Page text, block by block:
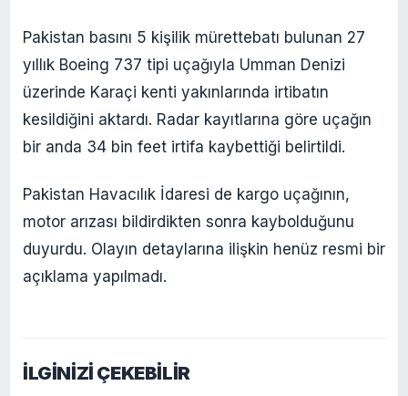
Pakistan basını 5 kişilik mürettebatı bulunan 27
yıllık Boeing 737 tipi uçağıyla Umman Denizi
üzerinde Karaçi kenti yakınlarında irtibatın
kesildiğini aktardı. Radar kayıtlarına göre uçağın
bir anda 34 bin feet irtifa kaybettiği belirtildi.
Pakistan Havacılık İdaresi de kargo uçağının,
motor arızası bildirdikten sonra kaybolduğunu
duyurdu. Olayın detaylarına ilişkin henüz resmi bir
açıklama yapılmadı.
İLGİNİZİ ÇEKEBİLİR